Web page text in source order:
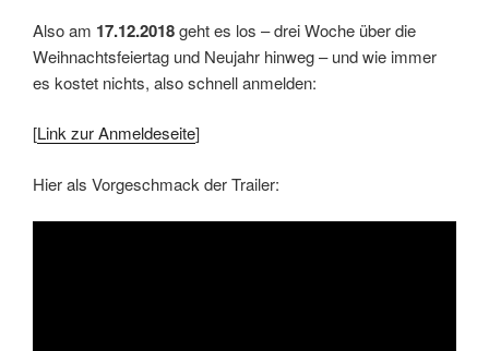
Also am 17.12.2018geht es los – drei Woche über die
Weihnachtsfeiertag und Neujahr hinweg – und wie immer
es kostet nichts, also schnell anmelden:
[Link zur Anmeldeseite]
Hier als Vorgeschmack der Trailer: